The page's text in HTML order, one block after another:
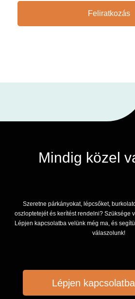
Feliratkozás
Mindig közel
Szeretne párkányokat, lépcsőket,
oszloptetejét és kerítést rendelni? Szüksége
Lépjen kapcsolatba velünk még ma, és
válaszolunk!
Lépjen